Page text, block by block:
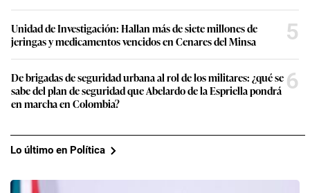
Unidad de Investigación: Hallan más de siete millones de
jeringas y medicamentos vencidos en Cenares del Minsa
5
De brigadas de seguridad urbana al rol de los militares: ¿qué se
sabe del plan de seguridad que Abelardo de la Espriella pondrá
en marcha en Colombia?
6
Lo último en Política